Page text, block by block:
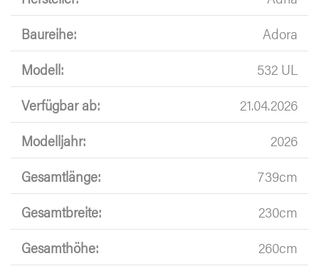
Baureihe:
Adora
Modell:
532 UL
Verfügbar ab:
21.04.2026
Modelljahr:
2026
Gesamtlänge:
739cm
Gesamtbreite:
230cm
Gesamthöhe:
260cm